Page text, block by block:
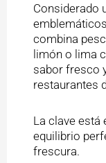
Considerado
combina
limón o lima
sabor fresco
restaurantes
La clave está
equilibrio
frescura.